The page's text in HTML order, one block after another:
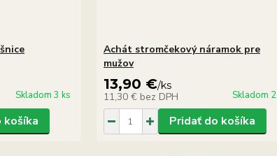
Skladom 3 ks
košíka
Achát stromčekový náramok pre
mužov
13,90 €/ks
11,30 € bez DPH Skladom
Pridať do košíka